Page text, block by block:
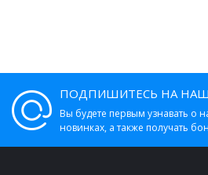
ПОДПИШИТЕСЬ НА
Вы будете первым узнавать о
новинках, а также получать